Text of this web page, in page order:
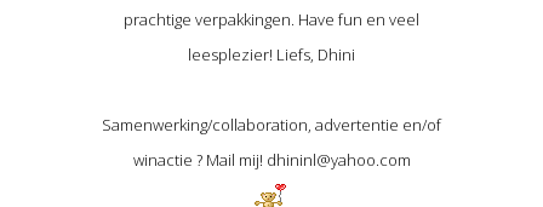
prachtige verpakkingen. Have fun en veel
leesplezier! Liefs, Dhini
Samenwerking/collaboration, advertentie en/of
winactie ? Mail mij! dhininl@yahoo.com